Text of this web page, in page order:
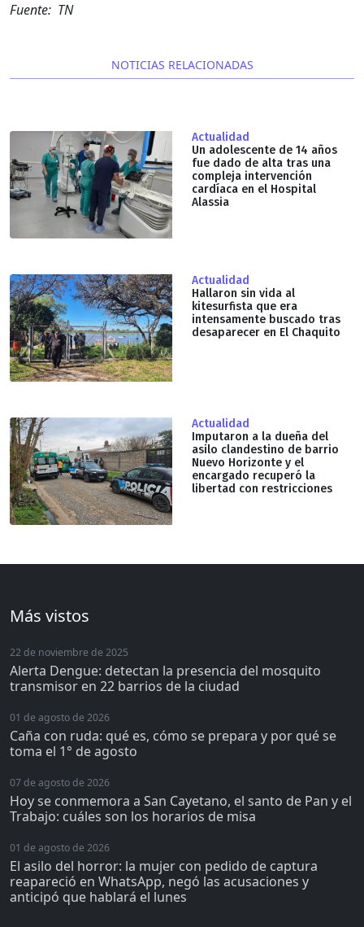
Fuente: TN
NOTICIAS RELACIONADAS
Actualidad
Un adolescente de 14 años
fue dado de alta tras una
compleja intervención
cardíaca en el Hospital
Alassia
Actualidad
Hallaron sin vida al
kitesurfista que era
intensamente buscado tras
desaparecer en El Chaquito
Actualidad
Imputaron a la dueña del
asilo clandestino de barrio
Nuevo Horizonte y el
encargado recuperó la
libertad con restricciones
Más vistos
22 de noviembre de 2025
Alerta Dengue: detectan la presencia del mosquito
transmisor en 22 barrios de la ciudad
01 de agosto de 2026
Caña con ruda: qué es, cómo se prepara y por qué se
toma el 1° de agosto
07 de agosto de 2026
Hoy se conmemora a San Cayetano, el santo de Pan y el
Trabajo: cuáles son los horarios de misa
01 de agosto de 2026
El asilo del horror: la mujer con pedido de captura
reapareció en WhatsApp, negó las acusaciones y
anticipó que hablará el lunes